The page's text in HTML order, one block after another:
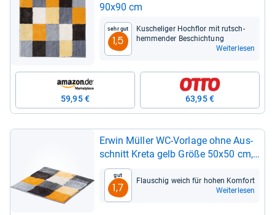
90x90 cm
Sehr gut
1,5
Kusche­li­ger Hoch­flor mit rutsch­
hem­men­der Beschich­tung
Weiterlesen
59,95 € 63,95 €
Erwin Mül­ler WC-​Vor­lage ohne Aus­
schnitt Kreta gelb Größe 50x50 cm,
rutsch­hem­mend
Gut
1,7
Flau­schig weich für hohen Kom­fort
Weiterlesen